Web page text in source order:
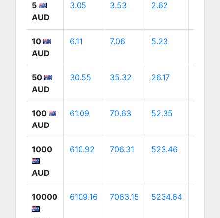
5
AUD
3.05 3.53 2.62
10
AUD
6.11 7.06 5.23
50
AUD
30.55 35.32 26.17
100
AUD
61.09 70.63 52.35
1000
AUD
610.92 706.31 523.46
10000 6109.16 7063.15 5234.64